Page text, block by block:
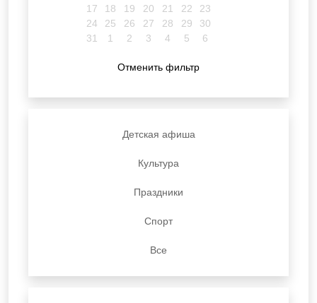
17
18 19 20 21 22
23
24
25 26 27 28 29
30
31
1 2 3 4 5 6
Отменить фильтр
Детская афиша
Культура
Праздники
Спорт
Все